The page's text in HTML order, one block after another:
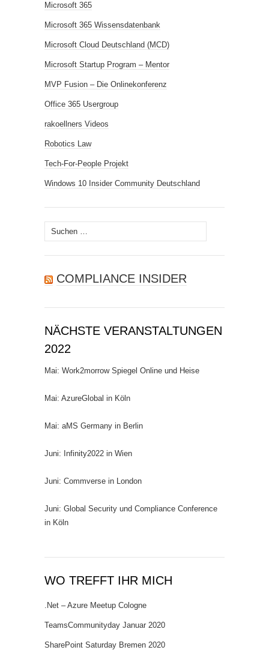
Microsoft 365
Microsoft 365 Wissensdatenbank
Microsoft Cloud Deutschland (MCD)
Microsoft Startup Program – Mentor
MVP Fusion – Die Onlinekonferenz
Office 365 Usergroup
rakoellners Videos
Robotics Law
Tech-For-People Projekt
Windows 10 Insider Community Deutschland
Suchen
nach:
COMPLIANCE INSIDER
NÄCHSTE VERANSTALTUNGEN
2022
Mai: Work2morrow Spiegel Online und Heise
Mai: AzureGlobal in Köln
Mai: aMS Germany in Berlin
Juni: Infinity2022 in Wien
Juni: Commverse in London
Juni: Global Security und Compliance Conference
in Köln
WO TREFFT IHR MICH
.Net – Azure Meetup Cologne
TeamsCommunityday Januar 2020
SharePoint Saturday Bremen 2020